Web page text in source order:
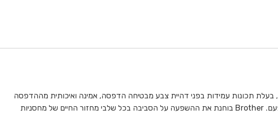
מחפש מחסנית שתעבוד ללא מאמץ בכל פעם שאתה מדפיס? מחסנית הדיו LC422XLM האדומה של Brother, בעלת תכונות עמידות בפני דהיית צבע מבטיחה הדפסה, אמינה ואיכותית מההדפסה
הראשונה ועד האחרונה. הדיו מותאם בצורה מושלמת ומבטיח שהמדפסת שלכם תפעל בצורה אופטימלית בכל פעם. Brother בוחנת את ההשפעה על הסביבה בכל שלבי מחזור החיים של מחסניות